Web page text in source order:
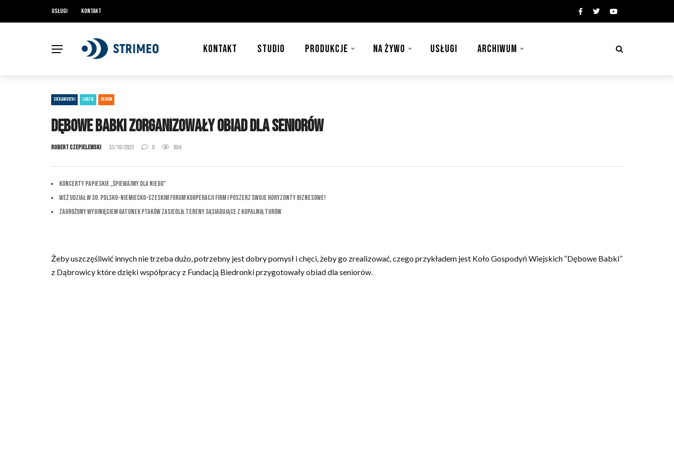
Usługi Kontakt
KONTAKT STUDIO PRODUKCJE NA ŻYWO USŁUGI ARCHIWUM
CIEKAWOSTKI LUDZIE REGION
Dębowe Babki zorganizowały obiad dla seniorów
Robert Czepielewski 31/10/2022 0 804
Koncerty Papieskie „Śpiewajmy dla Niego”
Weź udział w 30. Polsko-Niemiecko-Czeskim Forum Kooperacji Firm i Poszerz Swoje Horyzonty Biznesowe!
Zagrożony wyginięciem gatunek ptaków zasiedlił tereny sąsiadujące z Kopalnią Turów
Żeby uszczęśliwić innych nie trzeba dużo, potrzebny jest dobry pomysł i chęci, żeby go zrealizować, czego przykładem jest Koło Gospodyń Wiejskich “Dębowe Babki”
z Dąbrowicy które dzięki współpracy z Fundacją Biedronki przygotowały obiad dla seniorów.